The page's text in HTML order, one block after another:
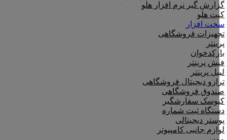
گزارش گیر نرم افزار هلو
کیت هلو
سخت افزار
تجهیزات فروشگاهی
پرینتر
بارکدخوان
فیش پرینتر
لیبل پرینتر
ترازو دیجیتال فروشگاهی
صندوق فروشگاهی
کیوسک سفارشگیر
دستگاه ثبت شماره
پوستر دیجیتالی
لوازم جانبی کامپیوتر